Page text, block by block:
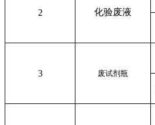
2 化验废液
3 废试剂瓶